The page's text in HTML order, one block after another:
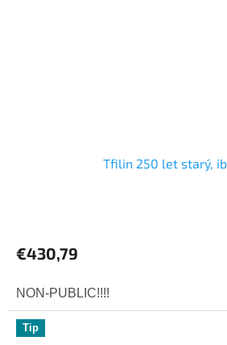
Tfilin 250 let starý,
€430,79
NON-PUBLIC!!!!
Tip